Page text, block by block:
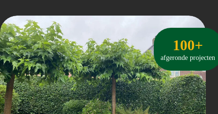
100+
afgeronde projecten